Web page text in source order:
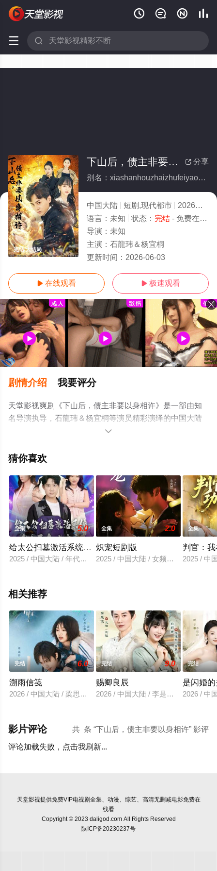
   
 
完结/大结局
 分享
下山后，债主非要以身相许(全集)
别名：xiashanhouzhaizhufeiyaoyishenxiangxu
中国大陆 短剧,现代都市 2026
9.0
语言： 未知 状态： 完结- 免费在线观看
导演： 未知
主演： 石龍玮＆杨宜桐
更新时间： 2026-06-03
 在线观看  极速观看
剧情介绍 我要评分
天堂影视爽剧《下山后，债主非要以身相许》是一部由知
名导演执导，石龍玮＆杨宜桐等演员精彩演绎的中国大陆
电视剧，大结局剧情已揭晓（完结），手机免费观看高清
可移步至豆瓣电视剧、电视猫或剧情网等平台了解。

猜你喜欢
全集 5.0
给太公扫墓激活系统，我成了人生赢家
2025 / 中国大陆 / 年代穿越
全集 2.0
炽宠短剧版
2025 / 中国大陆 / 女频恋爱
全集
判官：
2025 / 中
相关推荐
完结 6.0
溯雨信笺
2026 / 中国大陆 / 梁思伟＆姜之南
完结 9.0
赐卿良辰
2026 / 中国大陆 / 李是侥&莉莉崽
完结
是闪婚
2026 / 中
共 条 “下山后，债主非要以身相许” 影评
影片评论
评论加载失败，点击我刷新...
天堂影视提供免费VIP电视剧全集、动漫、综艺、高清无删减电影免费在
线看
Copyright © 2023 daligod.com All Rights Reserved
陕ICP备20230237号